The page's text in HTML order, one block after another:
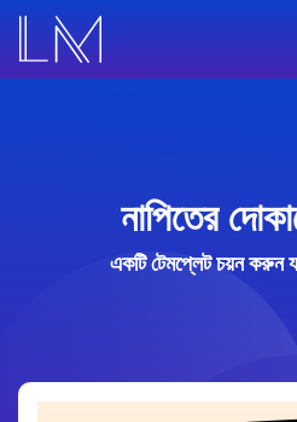
নাপিতের
একটি টেমপ্লেট চয়ন করুন